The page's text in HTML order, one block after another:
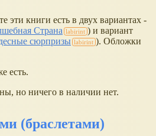
эти книги есть в двух вариантах -
Страна
) и вариант
сюрпризы
). Обложки
есть.
но ничего в наличии нет.
(браслетами)